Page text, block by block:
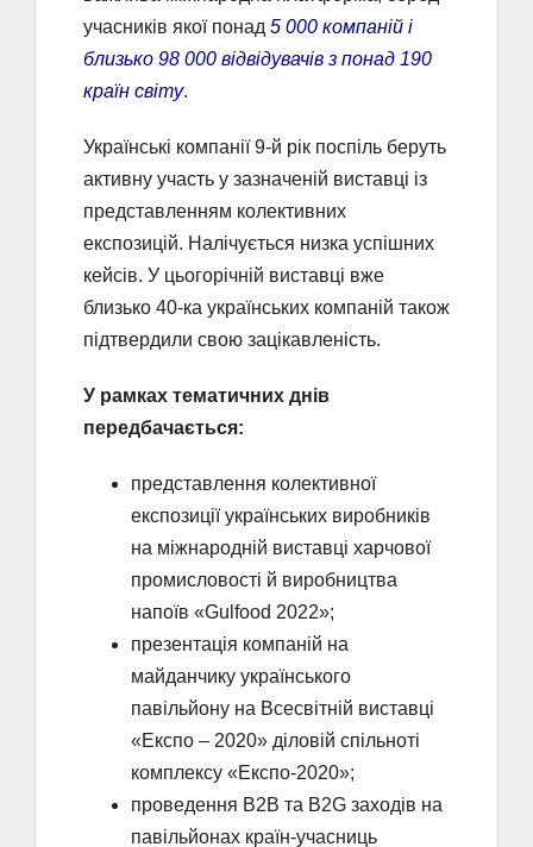
учасників якої понад 5 000 компаній і
близько 98 000 відвідувачів з понад 190
країн світу.
Українські компанії 9-й рік поспіль беруть
активну участь у зазначеній виставці із
представленням колективних
експозицій. Налічується низка успішних
кейсів. У цьогорічній виставці вже
близько 40-ка українських компаній також
підтвердили свою зацікавленість.
У рамках тематичних днів
передбачається:
представлення колективної
експозиції українських виробників
на міжнародній виставці харчової
промисловості й виробництва
напоїв «Gulfood 2022»;
презентація компаній на
майданчику українського
павільйону на Всесвітній виставці
«Експо – 2020» діловій спільноті
комплексу «Експо-2020»;
проведення B2B та B2G заходів на
павільйонах країн-учасниць